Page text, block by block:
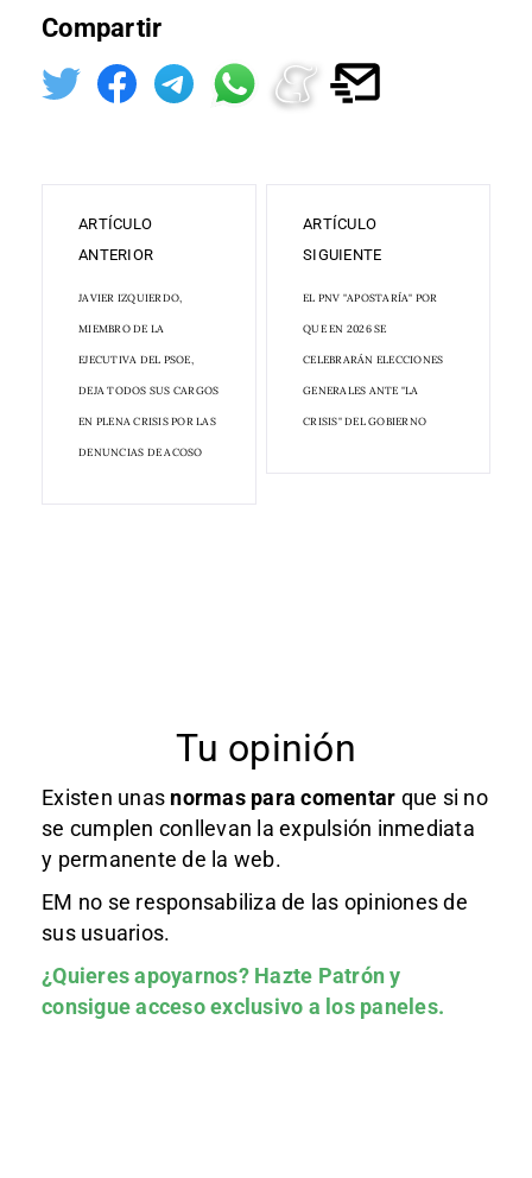
Compartir
ARTÍCULO
ANTERIOR
JAVIER IZQUIERDO,
MIEMBRO DE LA
EJECUTIVA DEL PSOE,
DEJA TODOS SUS CARGOS
EN PLENA CRISIS POR LAS
DENUNCIAS DE ACOSO
ARTÍCULO
SIGUIENTE
EL PNV "APOSTARÍA" POR
QUE EN 2026 SE
CELEBRARÁN ELECCIONES
GENERALES ANTE "LA
CRISIS" DEL GOBIERNO
Tu opinión
Existen unas normas para comentar que si no
se cumplen conllevan la expulsión inmediata
y permanente de la web.
EM no se responsabiliza de las opiniones de
sus usuarios.
¿Quieres apoyarnos? Hazte Patróny
consigue acceso exclusivo a los paneles.